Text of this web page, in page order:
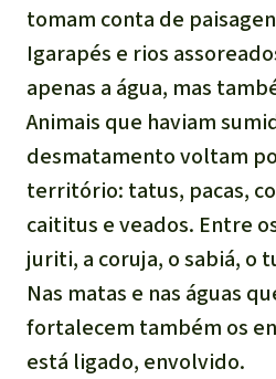
tomam conta de
Igarapés e rios
apenas a água, mas
Animais que haviam
desmatamento voltam
território: tatus, pacas,
caititus e veados. Entre
juriti, a coruja, o sabiá, o
Nas matas e nas águas
fortalecem também os
está ligado, envolvido.